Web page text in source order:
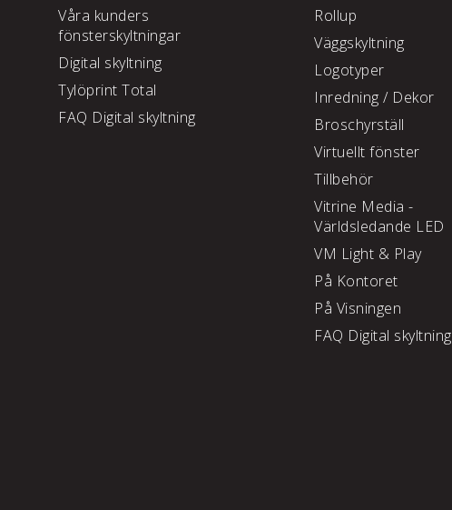
Våra kunders
fönsterskyltningar
Digital skyltning
Tylöprint Total
FAQ Digital skyltning
Rollup
Väggskyltning
Logotyper
Inredning / Dekor
Broschyrställ
Virtuellt fönster
Tillbehör
Vitrine Media -
Världsledande LED
VM Light & Play
På Kontoret
På Visningen
FAQ Digital skyltning